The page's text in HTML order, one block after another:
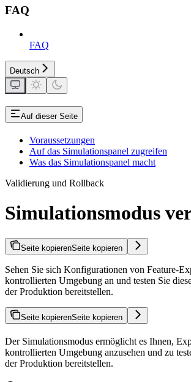
FAQ
FAQ
Deutsch
Auf dieser Seite
Voraussetzungen
Auf das Simulationspanel zugreifen
Was das Simulationspanel macht
Validierung und Rollback
Simulationsmodus
Seite kopierenSeite kopieren
Sehen Sie sich Konfigurationen von Feature-
kontrollierten Umgebung an und testen Sie
der Produktion bereitstellen.
Seite kopierenSeite kopieren
Der Simulationsmodus ermöglicht es Ihnen,
kontrollierten Umgebung anzusehen und zu
der Produktion bereitstellen.